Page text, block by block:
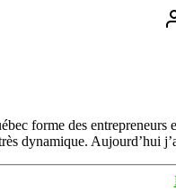
de
forme des
dynamique.